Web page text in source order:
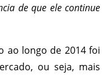
de que ele continue
ao longo de 2014 foi
ou seja, mais